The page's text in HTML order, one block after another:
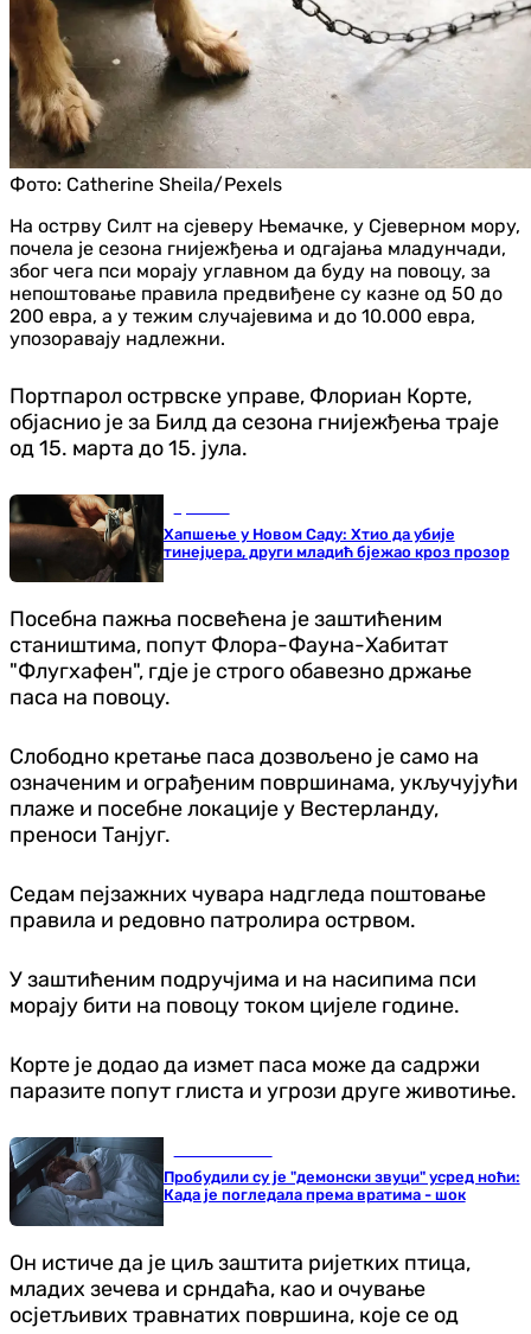
Фото: Catherine Sheila/Pexels
На острву Силт на сјеверу Њемачке, у Сјеверном мору,
почела је сезона гнијежђења и одгајања младунчади,
због чега пси морају углавном да буду на повоцу, за
непоштовање правила предвиђене су казне од 50 до
200 евра, а у тежим случајевима и до 10.000 евра,
упозоравају надлежни.
Портпарол острвске управе, Флориан Корте,
објаснио је за Билд да сезона гнијежђења траје
од 15. марта до 15. јула.
Хапшење у Новом Саду: Хтио да убије
тинејџера, други младић бјежао кроз прозор
Посебна пажња посвећена је заштићеним
стаништима, попут Флора-Фауна-Хабитат
"Флугхафен", гдје је строго обавезно држање
паса на повоцу.
Слободно кретање паса дозвољено је само на
означеним и ограђеним површинама, укључујући
плаже и посебне локације у Вестерланду,
преноси Танјуг.
Седам пејзажних чувара надгледа поштовање
правила и редовно патролира острвом.
У заштићеним подручјима и на насипима пси
морају бити на повоцу током цијеле године.
Корте је додао да измет паса може да садржи
паразите попут глиста и угрози друге животиње.
Пробудили су је "демонски звуци" усред ноћи:
Када је погледала према вратима - шок
Он истиче да је циљ заштита ријетких птица,
младих зечева и срндаћа, као и очување
осјетљивих травнатих површина, које се од